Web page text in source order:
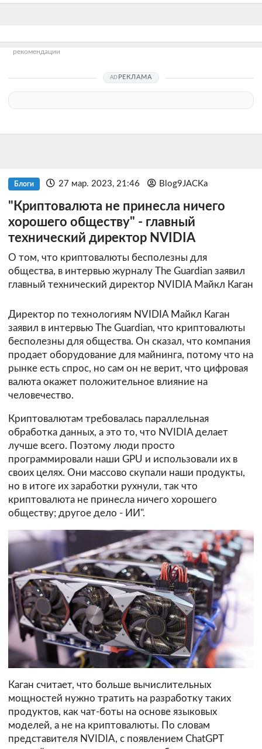
рекомендации
РЕКЛАМА
Блоги 27 мар. 2023, 21:46 Blog9JACKa
"Криптовалюта не принесла ничего
хорошего обществу" - главный
технический директор NVIDIA
О том, что криптовалюты бесполезны для
общества, в интервью журналу The Guardian заявил
главный технический директор NVIDIA Майкл Каган
Директор по технологиям NVIDIA Майкл Каган
заявил в интервью The Guardian, что криптовалюты
бесполезны для общества. Он сказал, что компания
продает оборудование для майнинга, потому что на
рынке есть спрос, но сам он не верит, что цифровая
валюта окажет положительное влияние на
человечество.
Криптовалютам требовалась параллельная
обработка данных, а это то, что NVIDIA делает
лучше всего. Поэтому люди просто
программировали наши GPU и использовали их в
своих целях. Они массово скупали наши продукты,
но в итоге их заработки рухнули, так что
криптовалюта не принесла ничего хорошего
обществу; другое дело - ИИ".
Каган считает, что больше вычислительных
мощностей нужно тратить на разработку таких
продуктов, как чат-боты на основе языковых
моделей, а не на криптовалюты. По словам
представителя NVIDIA, с появлением ChatGPT